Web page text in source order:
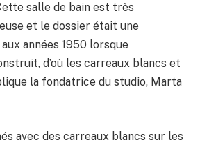
salle de bain est très
et le dossier était une
années 1950 lorsque
d’où les carreaux blancs et
la fondatrice du studio, Marta
avec des carreaux blancs sur les